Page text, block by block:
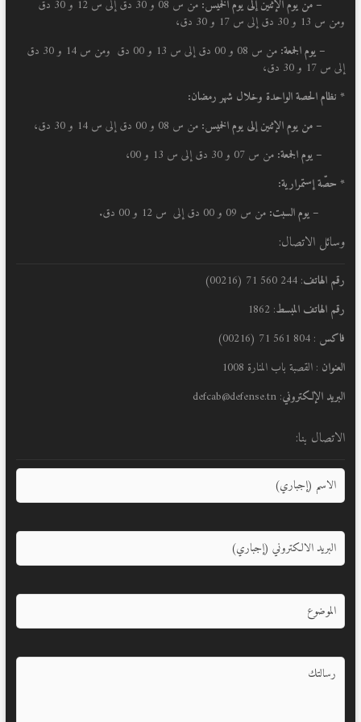
– من يوم الإثنين إلى يوم الخميس:
من س 08 و 30 دق إلى س 12 و 30 دق
ومن س 13 و 30 دق إلى س 17 و 30 دق،
– يوم الجمعة:
من س 08 و 00 دق إلى س 13 و 00 دق ومن س 14 و 30 دق
إلى س 17 و 30 دق،
* نظام الحصة الواحدة وخلال شهر رمضان:
– من يوم الإثنين إلى يوم الخميس: من س 08 و 00 دق إلى س 14 و 30 دق،
– يوم الجمعة: من س 07 و 30 دق إلى س 13 و 00،
* حصّة إستمرارية:
– يوم السبت: من س 09 و 00 دق إلى س 12 و 00 دق.
وسائل الاتصال:
رقم الهاتف: 244 560 71 (00216)
رقم الهاتف المبسط: 1862
فاكس : 804 561 71 (00216)
العنوان : القصبة باب المنارة 1008
البريد الإلكتروني: defcab@defense.tn
الاتصال بنا: